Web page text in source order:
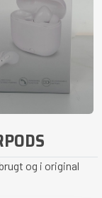
og i original